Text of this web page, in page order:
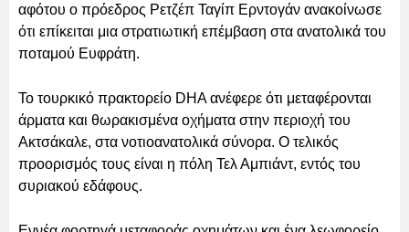
αφότου ο πρόεδρος Ρετζέπ Ταγίπ Ερντογάν ανακοίνωσε
ότι επίκειται μια στρατιωτική επέμβαση στα ανατολικά του
ποταμού Ευφράτη.
Το τουρκικό πρακτορείο DHA ανέφερε ότι μεταφέρονται
άρματα και θωρακισμένα οχήματα στην περιοχή του
Ακτσάκαλε, στα νοτιοανατολικά σύνορα. Ο τελικός
προορισμός τους είναι η πόλη Τελ Αμπιάντ, εντός του
συριακού εδάφους.